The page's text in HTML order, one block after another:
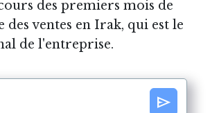
des premiers mois de
ventes en Irak, qui est le
de l'entreprise.
send